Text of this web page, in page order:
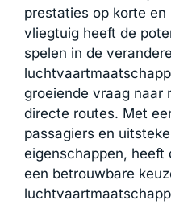
prestaties op korte
vliegtuig heeft de
spelen in de
groeiende vraag naar
directe routes. Met
passagiers en
eigenschappen, heeft
een betrouwbare